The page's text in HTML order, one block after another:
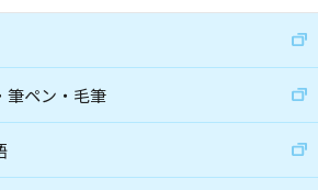
筆ペン・毛筆